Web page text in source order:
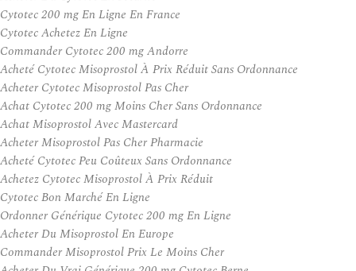
Cytotec 200 mg En Ligne En France
Cytotec Achetez En Ligne
Commander Cytotec 200 mg Andorre
Acheté Cytotec Misoprostol À Prix Réduit Sans Ordonnance
Acheter Cytotec Misoprostol Pas Cher
Achat Cytotec 200 mg Moins Cher Sans Ordonnance
Achat Misoprostol Avec Mastercard
Acheter Misoprostol Pas Cher Pharmacie
Acheté Cytotec Peu Coûteux Sans Ordonnance
Achetez Cytotec Misoprostol À Prix Réduit
Cytotec Bon Marché En Ligne
Ordonner Générique Cytotec 200 mg En Ligne
Acheter Du Misoprostol En Europe
Commander Misoprostol Prix Le Moins Cher